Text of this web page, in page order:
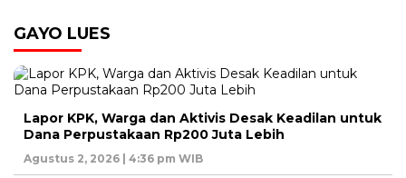
GAYO LUES
Lapor KPK, Warga dan Aktivis Desak Keadilan untuk
Dana Perpustakaan Rp200 Juta Lebih
Agustus 2, 2026 | 4:36 pm WIB